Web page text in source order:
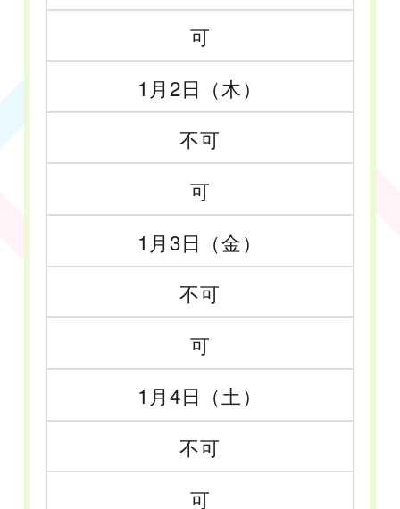
可
1月2日（木）
不可
可
1月3日（金）
不可
可
1月4日（土）
不可
可